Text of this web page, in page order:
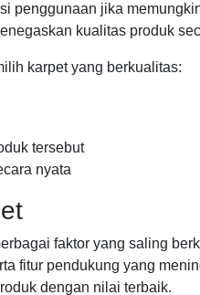
penggunaan jika
kualitas produk
karpet yang berkualitas:
tersebut
nyata
faktor yang saling
fitur pendukung yang
dengan nilai terbaik.